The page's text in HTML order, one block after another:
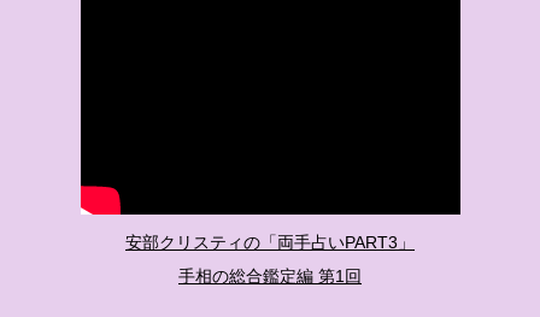
安部クリスティの「両手占いPART3」
手相の総合鑑定編 第1回